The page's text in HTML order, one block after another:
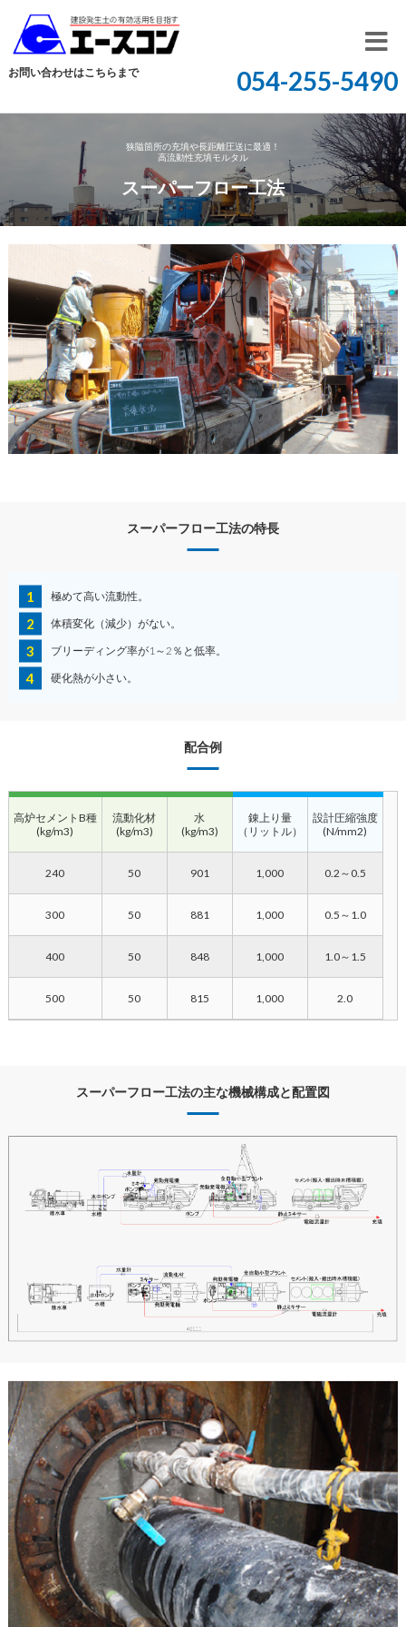
開
く
お問い合わせはこちらまで 054-255-5490
狭隘箇所の充填や長距離圧送に最適！
高流動性充填モルタル
スーパーフロー工法
スーパーフロー工法の特長
極めて高い流動性。
体積変化（減少）がない。
ブリーディング率が1～2％と低率。
硬化熱が小さい。
配合例
高炉セメントB種
(kg/m3)
流動化材
(kg/m3)
水
(kg/m3)
錬上り量
（リットル）
設計圧縮強度
(N/mm2)
240 50 901 1,000 0.2～0.5
300 50 881 1,000 0.5～1.0
400 50 848 1,000 1.0～1.5
500 50 815 1,000 2.0
スーパーフロー工法の主な機械構成と配置図